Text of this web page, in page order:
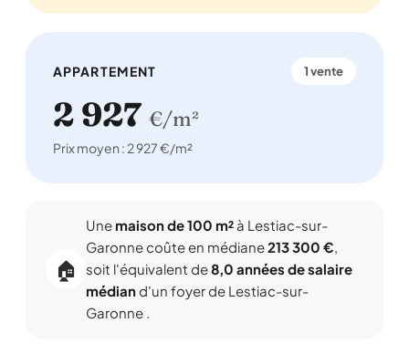
APPARTEMENT 1 vente
2 927 €/m²
Prix moyen : 2 927 €/m²
🏠
Une maison de 100 m² à Lestiac-sur-
Garonne coûte en médiane213 300 €,
soit l'équivalent de8,0 années de salaire
médiand'un foyer de Lestiac-sur-
Garonne .